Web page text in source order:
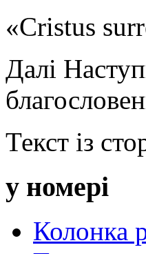
«Cristus
Далі
Текст із
у номері
Колонка